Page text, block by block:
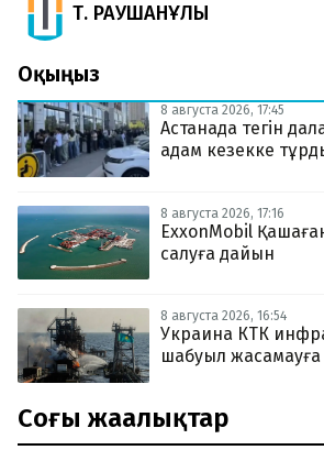
Т. РАУШАНҰЛЫ
Оқыңыз
8 августа 2026, 17:45
Астанада тегін
адам кезекке
8 августа 2026, 17:16
ExxonMobil
салуға дайын
8 августа 2026, 16:54
Украина КТК
шабуыл жасамауға
Соңғы жаңалықтар